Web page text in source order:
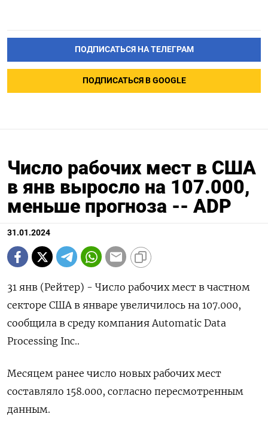
ПОДПИСАТЬСЯ НА ТЕЛЕГРАМ
ПОДПИСАТЬСЯ В GOOGLE
Число рабочих мест в США
в янв выросло на 107.000,
меньше прогноза -- ADP
31.01.2024
31 янв (Рейтер) - Число рабочих мест в частном
секторе США в январе увеличилось на 107.000,
сообщила в среду компания Automatic Data
Processing Inc..
Месяцем ранее число новых рабочих мест
составляло 158.000, согласно пересмотренным
данным.